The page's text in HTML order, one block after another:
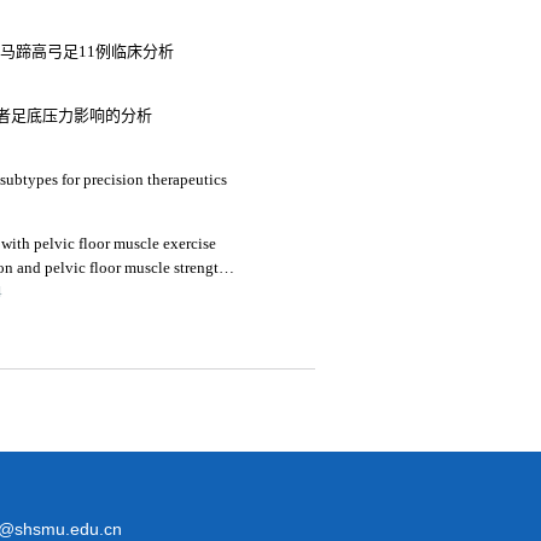
蹄高弓足11例临床分析
足底压力影响的分析
for precision therapeutics
pelvic floor muscle exercise
and pelvic floor muscle strength
a retrospective study